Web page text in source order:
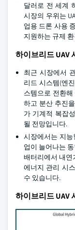
달러로 전 세계
시장의 우위는
업용 드론 사용
지원하는 규제
하이브리드 UAV
최근 시장에서
리드 시스템(엔
스템으로 전환
하고 분산 추진
가 기계적 복잡
될 전망입니다.
시장에서는 지
업이 늘어나는
배터리에서 내연
에너지 관리 시
수 있습니다.
하이브리드 UAV